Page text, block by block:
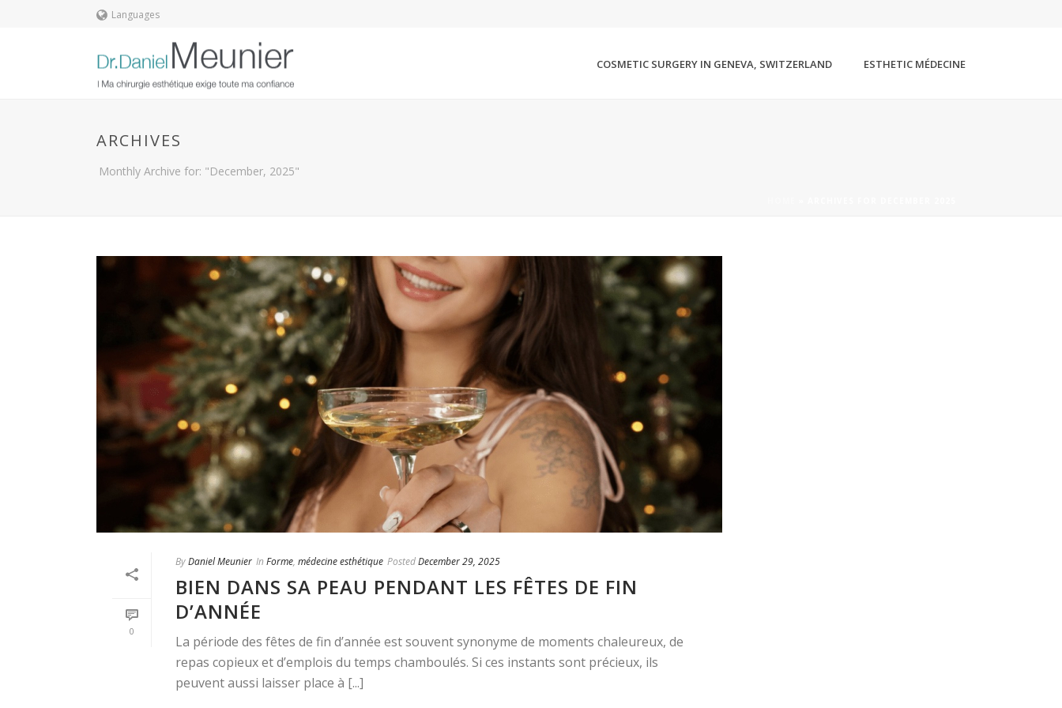
Languages
COSMETIC SURGERY IN GENEVA, SWITZERLAND ESTHETIC MÉDECINE
ARCHIVES
Monthly Archive for: "December, 2025"
0
ByDaniel Meunier In Forme, médecine esthétique PostedDecember 29, 2025
BIEN DANS SA PEAU PENDANT LES FÊTES DE FIN
D’ANNÉE
La période des fêtes de fin d’année est souvent synonyme de moments chaleureux, de
repas copieux et d’emplois du temps chamboulés. Si ces instants sont précieux, ils
peuvent aussi laisser place à [...]